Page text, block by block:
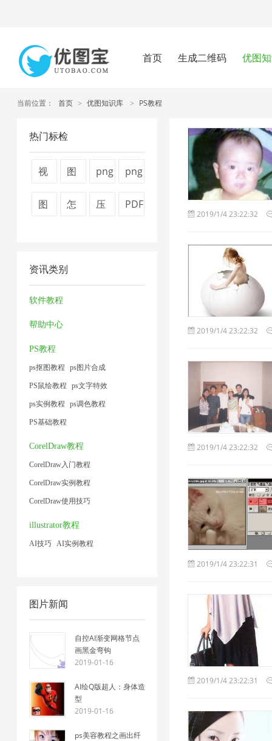
首页 生成二维码 优图
当前位置： 首页 > 优图知识库 > PS教程
热门标检
视
1
图
7
png
1
png
1
图
缩
器
2
怎
缩
压
PDF
资讯类别
软件教程
帮助中心
PS教程
ps抠图教程 ps图片合成
PS鼠绘教程 ps文字特效
ps实例教程 ps调色教程
PS基础教程
CorelDraw教程
CorelDraw入门教程
CorelDraw实例教程
CorelDraw使用技巧
illustrator教程
AI技巧 AI实例教程
图片新闻
自控AI渐变网格节点
画黑金弯钩
2019-01-16
AI绘Q版超人：身体造
型
2019-01-16
ps美容教程之画出纤
2019/1/4 23:22:32
2019/1/4 23:22:32
2019/1/4 23:22:32
2019/1/4 23:22:31
2019/1/4 23:22:31